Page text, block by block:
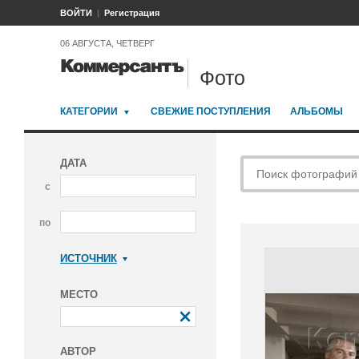
ВОЙТИ Регистрация
06 АВГУСТА, ЧЕТВЕРГ
Фото
КАТЕГОРИИ СВЕЖИЕ ПОСТУПЛЕНИЯ АЛЬБОМЫ
ДАТА
с
по
ИСТОЧНИК
МЕСТО
АВТОР